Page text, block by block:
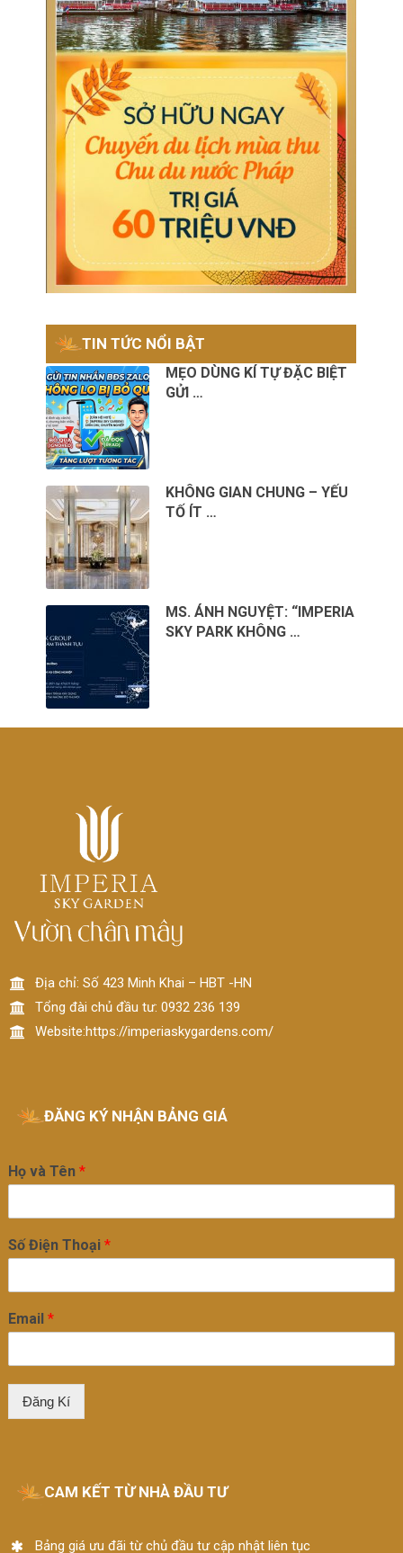
TIN TỨC NỔI BẬT
MẸO DÙNG KÍ TỰ ĐẶC BIỆT
GỬI …
KHÔNG GIAN CHUNG – YẾU
TỐ ÍT …
MS. ÁNH NGUYỆT: “IMPERIA
SKY PARK KHÔNG …
Địa chỉ: Số 423 Minh Khai – HBT -HN
Tổng đài chủ đầu tư: 0932 236 139
Website:https://imperiaskygardens.com/
ĐĂNG KÝ NHẬN BẢNG GIÁ
Họ và Tên *
Số Điện Thoại *
Email *
Đăng Kí
CAM KẾT TỪ NHÀ ĐẦU TƯ
Bảng giá ưu đãi từ chủ đầu tư cập nhật liên tục